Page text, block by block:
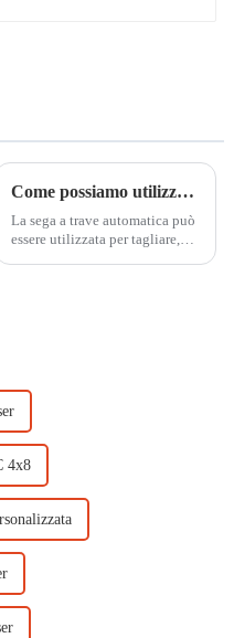
Come possiamo utilizzare la sega a trave automatica?
La sega a trave automatica può
essere utilizzata per tagliare,
4x8